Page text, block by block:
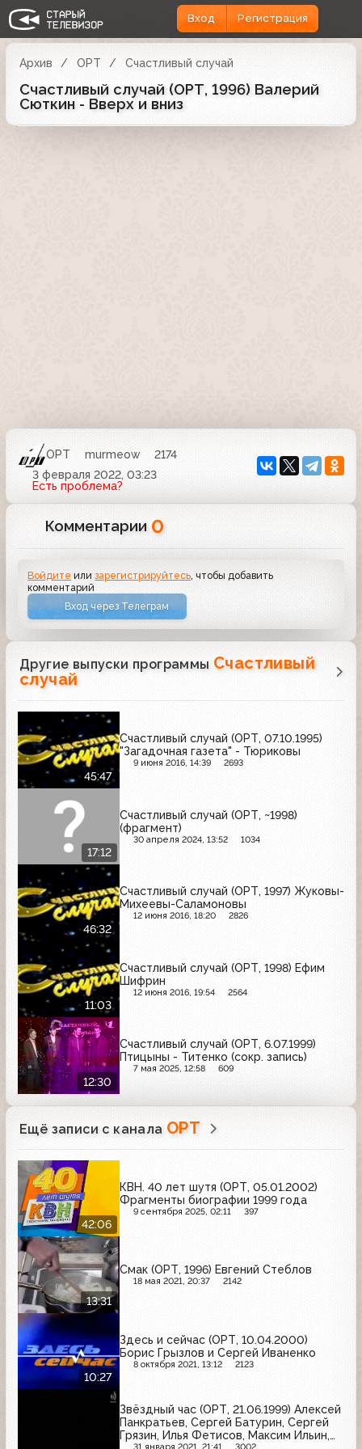
Вход Регистрация
Архив ОРТ Счастливый случай
Счастливый случай (ОРТ, 1996) Валерий
Сюткин - Вверх и вниз
ОРТ murmeow
2174
3 февраля 2022, 03:23
Есть проблема?
Комментарии 0
Войдите илизарегистрируйтесь , чтобы добавить
комментарий
Вход через Телеграм
Другие выпуски программы Счастливый
случай
45:47
Счастливый случай (ОРТ, 07.10.1995)
"Загадочная газета" - Тюриковы
9 июня 2016, 14:39 2693
17:12
Счастливый случай (ОРТ, ~1998)
(фрагмент)
30 апреля 2024, 13:52 1034
46:32
Счастливый случай (ОРТ, 1997) Жуковы-
Михеевы-Саламоновы
12 июня 2016, 18:20 2826
11:03
Счастливый случай (ОРТ, 1998) Ефим
Шифрин
12 июня 2016, 19:54 2564
12:30
Счастливый случай (ОРТ, 6.07.1999)
Птицыны - Титенко (сокр. запись)
7 мая 2025, 12:58 609
Ещё записи с канала ОРТ
42:06
КВН. 40 лет шутя (ОРТ, 05.01.2002)
Фрагменты биографии 1999 года
9 сентября 2025, 02:11 397
13:31
Смак (ОРТ, 1996) Евгений Стеблов
18 мая 2021, 20:37 2142
10:27
Здесь и сейчас (ОРТ, 10.04.2000)
Борис Грызлов и Сергей Иваненко
8 октября 2021, 13:12 2123
Звёздный час (ОРТ, 21.06.1999) Алексей
Панкратьев, Сергей Батурин, Сергей
Грязин, Илья Фетисов, Максим Ильин,